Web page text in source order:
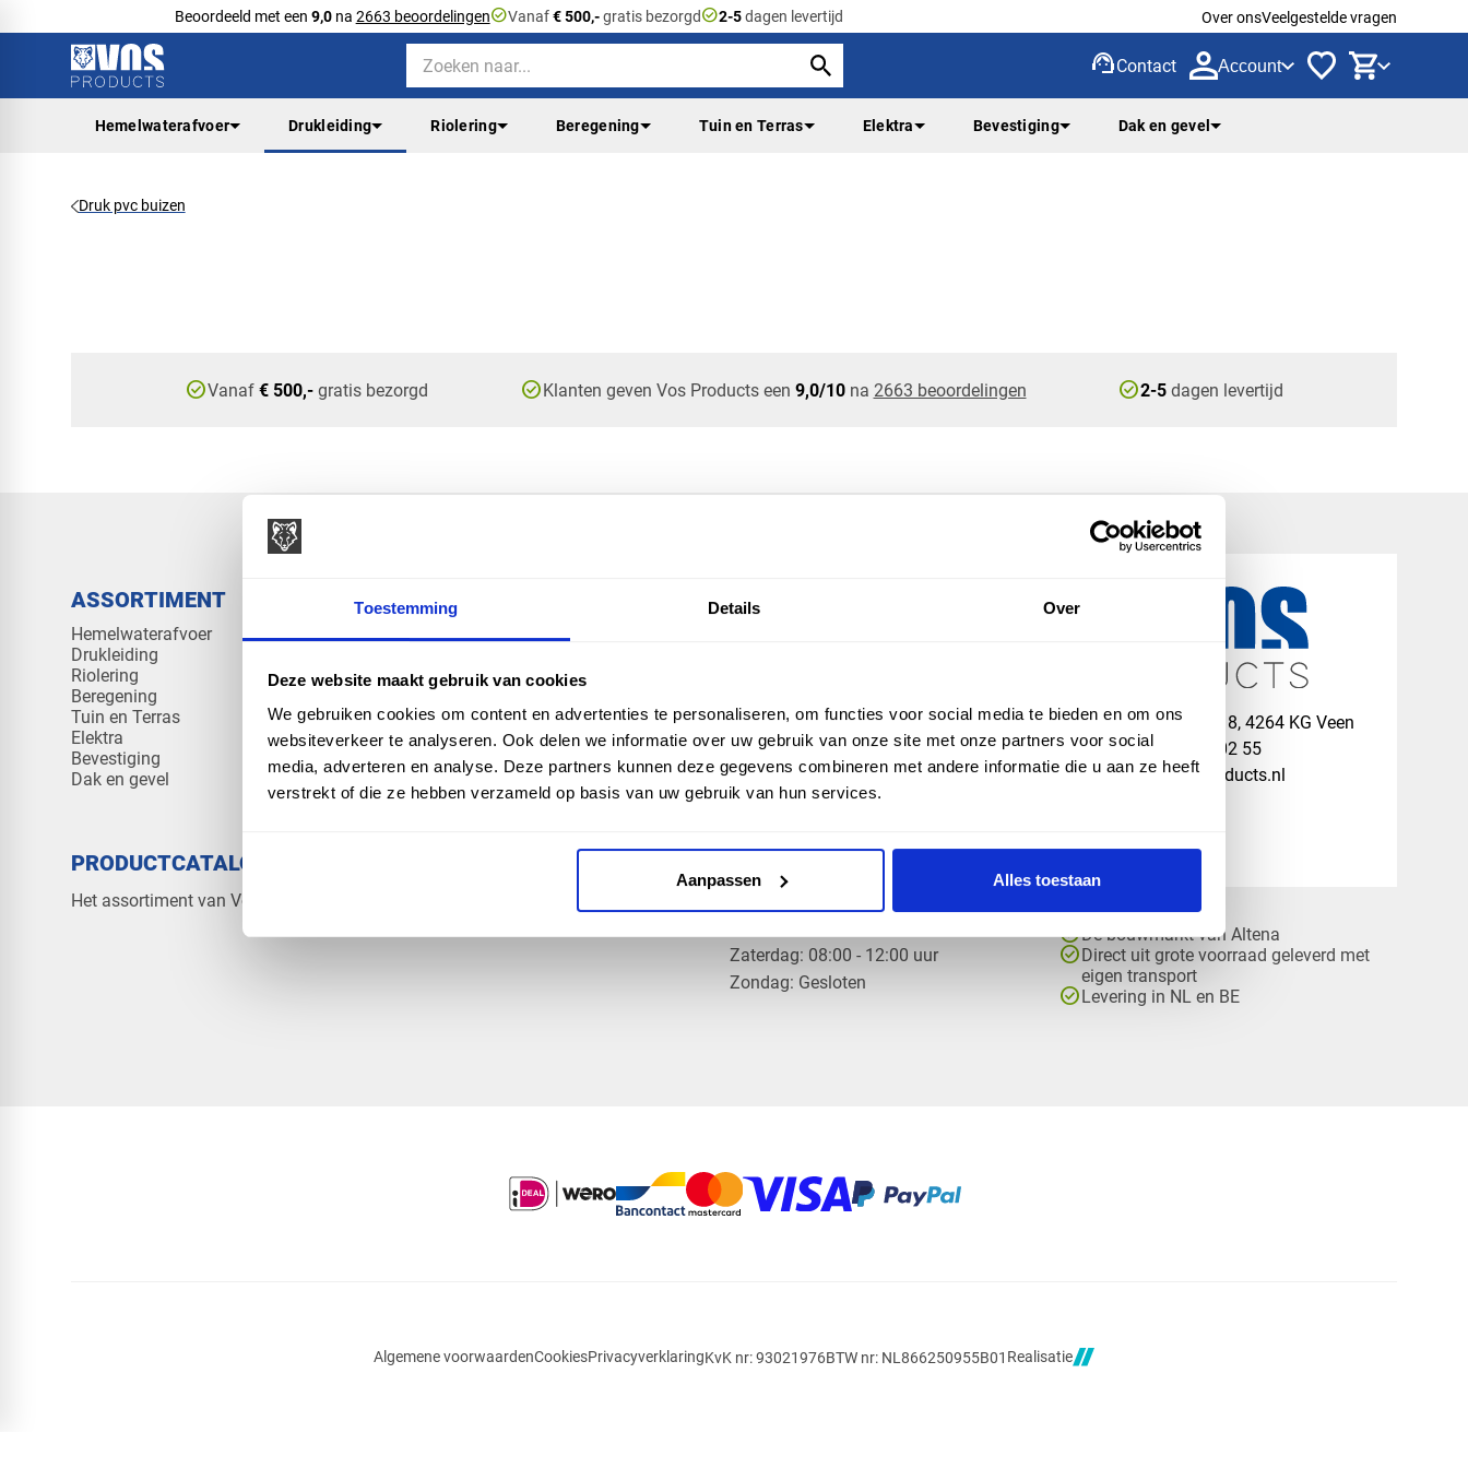
Toestemming Details Over
Deze website maakt gebruik van cookies
We gebruiken cookies om content en advertenties te personaliseren, om functies voor social media te bieden en om ons
websiteverkeer te analyseren. Ook delen we informatie over uw gebruik van onze site met onze partners voor social
media, adverteren en analyse. Deze partners kunnen deze gegevens combineren met andere informatie die u aan ze heeft
verstrekt of die ze hebben verzameld op basis van uw gebruik van hun services.
Aanpassen Alles toestaan
Beoordeeld met een 9,0na 2663 beoordelingencheck_circleVanaf€ 500,-gratis bezorgdcheck_circle2-5dagen levertijd Over onsVeelgestelde vragen
support_agentContact Account
Hemelwaterafvoer Drukleiding Riolering Beregening Tuin en Terras Elektra Bevestiging Dak en gevel
Druk pvc buizen
check_circleVanaf € 500,-gratis bezorgd check_circleKlanten geven Vos Products een 9,0/10na 2663 beoordelingen check_circle2-5 dagen levertijd
ASSORTIMENT
Hemelwaterafvoer
Drukleiding
Riolering
Beregening
Tuin en Terras
Elektra
Bevestiging
Dak en gevel
KENNIS EN HULP
Klantenservice
Veelgestelde vragen
ZAKELIJK
PRODUCTCATALOGUS 2026
Het assortiment van Vos Products
​Zaterdag: 08:00 - 12:00 uur
​Zondag: Gesloten
map Veensesteeg 8, 4264 KG Veen
phone_enabled +31 416 75 02 55
mail info@vosproducts.nl
check_circleDé bouwmarkt van Altena
check_circle Direct uit grote voorraad geleverd met
eigen transport
check_circle Levering in NL en BE
Algemene voorwaardenCookiesPrivacyverklaringKvK nr: 93021976BTW nr: NL866250955B01 Realisatie